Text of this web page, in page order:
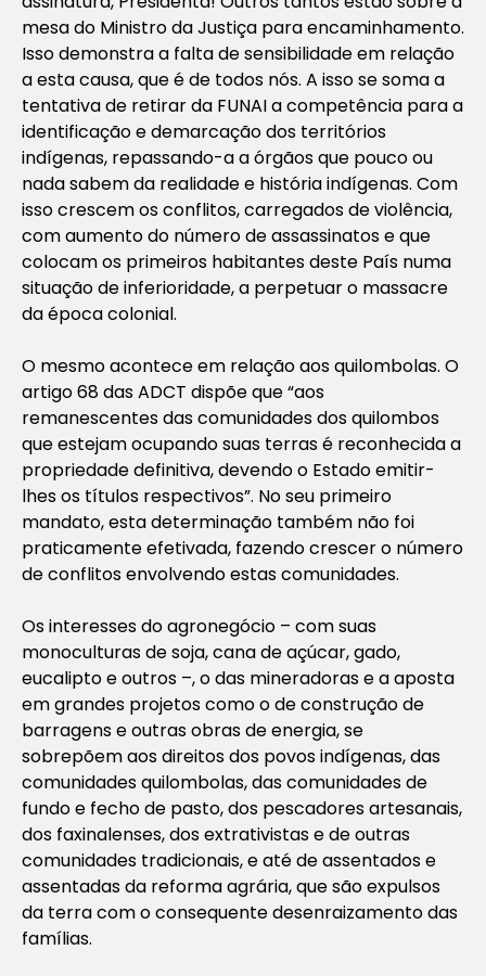
mesa do Ministro da Justiça para encaminhamento.
Isso demonstra a falta de sensibilidade em relação
a esta causa, que é de todos nós. A isso se soma a
tentativa de retirar da FUNAI a competência para a
identificação e demarcação dos territórios
indígenas, repassando-a a órgãos que pouco ou
nada sabem da realidade e história indígenas. Com
isso crescem os conflitos, carregados de violência,
com aumento do número de assassinatos e que
colocam os primeiros habitantes deste País numa
situação de inferioridade, a perpetuar o massacre
da época colonial.
O mesmo acontece em relação aos quilombolas. O
artigo 68 das ADCT dispõe que “aos
remanescentes das comunidades dos quilombos
que estejam ocupando suas terras é reconhecida a
propriedade definitiva, devendo o Estado emitir-
lhes os títulos respectivos”. No seu primeiro
mandato, esta determinação também não foi
praticamente efetivada, fazendo crescer o número
de conflitos envolvendo estas comunidades.
Os interesses do agronegócio – com suas
monoculturas de soja, cana de açúcar, gado,
eucalipto e outros –, o das mineradoras e a aposta
em grandes projetos como o de construção de
barragens e outras obras de energia, se
sobrepõem aos direitos dos povos indígenas, das
comunidades quilombolas, das comunidades de
fundo e fecho de pasto, dos pescadores artesanais,
dos faxinalenses, dos extrativistas e de outras
comunidades tradicionais, e até de assentados e
assentadas da reforma agrária, que são expulsos
da terra com o consequente desenraizamento das
famílias.